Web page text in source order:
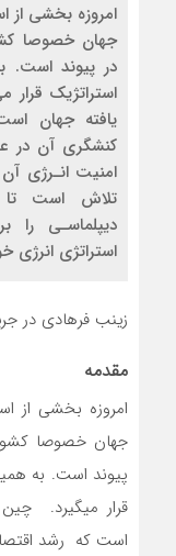
امروزه بخشی از
جهان خصوصا
در پیوند است.
استراتژیک
یافته جهان
کنشگری آن در
امنیت انـرژی
تلاش است تا
دیپلماسـی را
استراتژی انرژی
زینب فرهادی در
مقدمه
امروزه بخشی از
جهان خصوصا
پیوند است. به
قرار می­گیرد.
است که رشد